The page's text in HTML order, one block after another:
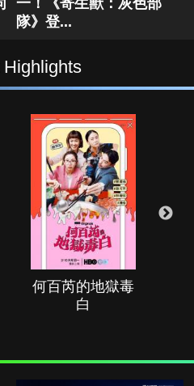
隊》登...
何百芮的地獄毒
白